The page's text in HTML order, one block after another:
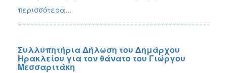
περισσότερα...
Συλλυπητήρια Δήλωση του Δημάρχου
Ηρακλείου για τον θάνατο του Γιώργου
Μεσσαριτάκη